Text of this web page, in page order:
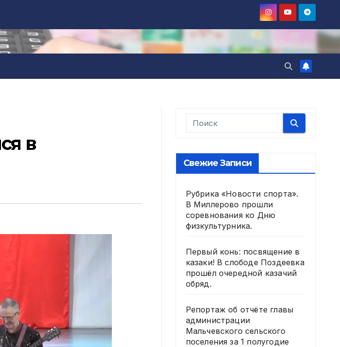
в
Свежие Записи
Рубрика «Новости спорта».
В Миллерово прошли
соревнования ко Дню
физкультурника.
Первый конь: посвящение в
казаки! В слободе Поздеевка
прошёл очередной казачий
обряд.
Репортаж об отчёте главы
администрации
Мальчевского сельского
поселения за 1 полугодие